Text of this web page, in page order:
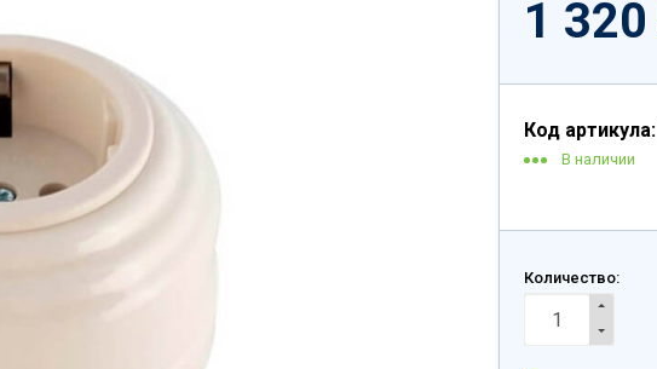
1 320
Код артикула:
В наличии
Количество: